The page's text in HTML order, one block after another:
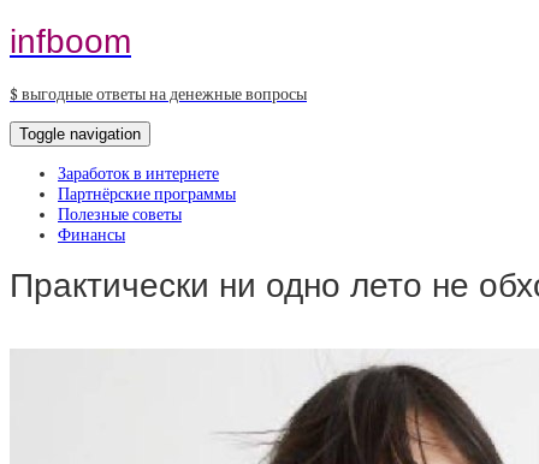
infboom
$ выгодные ответы на денежные вопросы
Toggle navigation
Заработок в интернете
Партнёрские программы
Полезные советы
Финансы
Практически ни одно лето не